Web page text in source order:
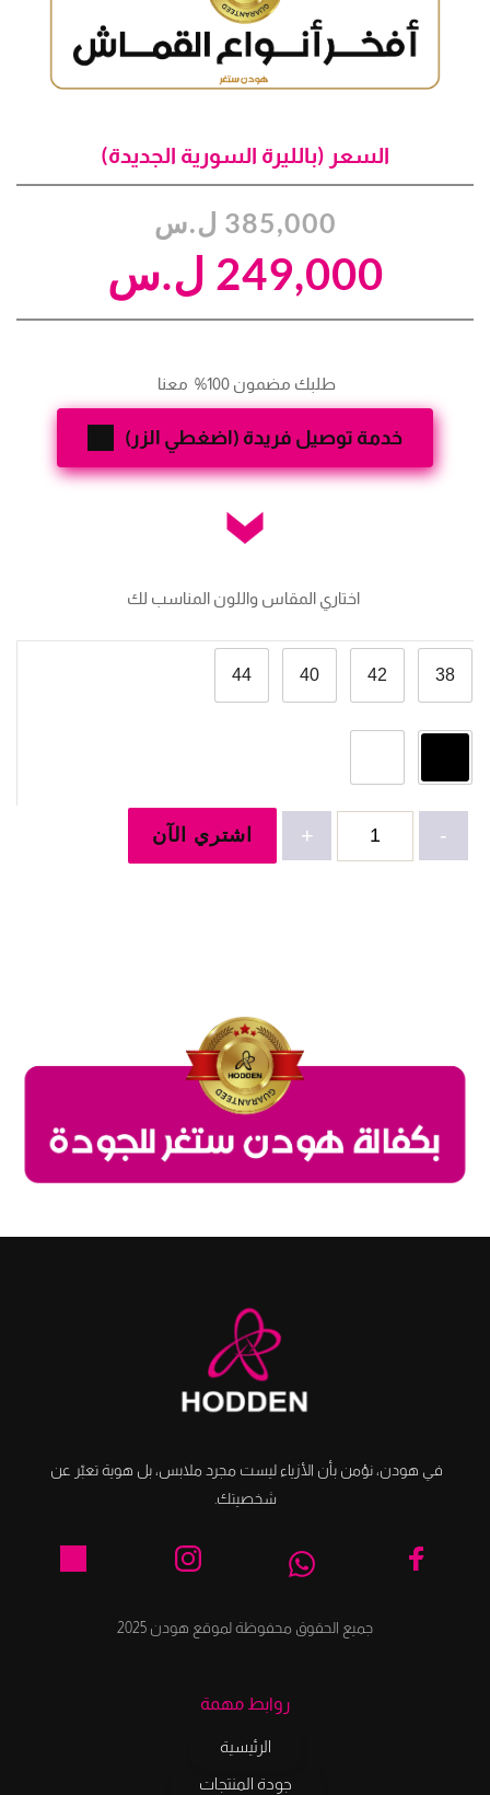
السعر (بالليرة السورية الجديدة)
385,000 ل.س
السعر
الأصلي
هو:
249,000 ل.س
السعر
الحالي
هو:
طلبك مضمون 100%  معنا
خدمة توصيل فريدة (اضغطي الزر)
38
42
40
44
-
فستان
+ اشتري الآن
شخصيتك.
جميع الحقوق محفوظة لموقع هودن 2025
روابط مهمة
الرئيسية
جودة المنتجات